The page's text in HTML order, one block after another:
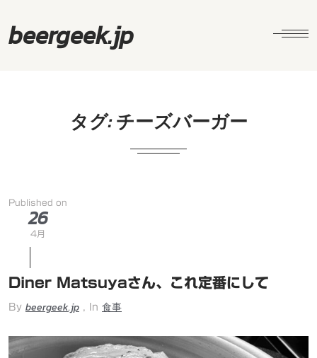
beergeek.jp
タグ:チーズバーガー
Published on
26
4月
Diner Matsuyaさん、これ定番にして
By beergeek.jp , In 食事